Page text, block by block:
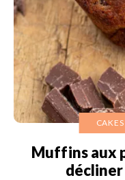
Muffins aux
décliner